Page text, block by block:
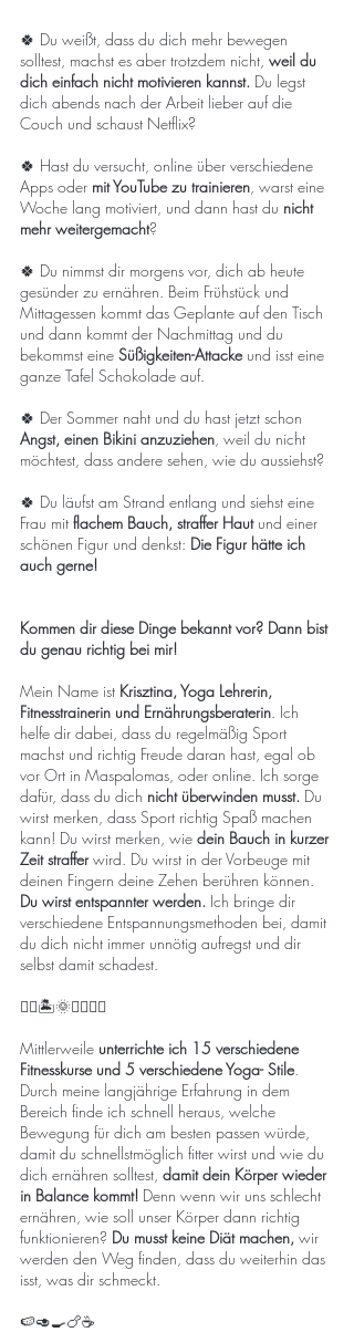
🍀 Du weißt, dass du dich mehr bewegen
solltest, machst es aber trotzdem nicht, weil du
dich einfach nicht motivieren kannst. Du legst
dich abends nach der Arbeit lieber auf die
Couch und schaust Netflix?
🍀 Hast du versucht, online über verschiedene
Apps oder mit YouTube zu trainieren, warst eine
Woche lang motiviert, und dann hast du nicht
mehr weitergemacht?
🍀 Du nimmst dir morgens vor, dich ab heute
gesünder zu ernähren. Beim Frühstück und
Mittagessen kommt das Geplante auf den Tisch
und dann kommt der Nachmittag und du
bekommst eine Süßigkeiten-Attackeund isst eine
ganze Tafel Schokolade auf.
🍀 Der Sommer naht und du hast jetzt schon
Angst, einen Bikini anzuziehen, weil du nicht
möchtest, dass andere sehen, wie du aussiehst?
🍀 Du läufst am Strand entlang und siehst eine
Frau mit flachem Bauch, straffer Haut und einer
schönen Figur und denkst: Die Figur hätte ich
auch gerne!
Kommen dir diese Dinge bekannt vor? Dann bist
du genau richtig bei mir!
Mein Name ist Krisztina, Yoga Lehrerin,
Fitnesstrainerin und Ernährungsberaterin. Ich
helfe dir dabei, dass du regelmäßig Sport
machst und richtig Freude daran hast, egal ob
vor Ort in Maspalomas, oder online. Ich sorge
dafür, dass du dich nicht überwinden musst. Du
wirst merken, dass Sport richtig Spaß machen
kann! Du wirst merken, wie dein Bauch in kurzer
Zeit strafferwird. Du wirst in der Vorbeuge mit
deinen Fingern deine Zehen berühren können.
Du wirst entspannter werden. Ich bringe dir
verschiedene Entspannungsmethoden bei, damit
du dich nicht immer unnötig aufregst und dir
selbst damit schadest.
🧘‍♀️🏝️🌞🤸‍♀️🙆‍♀️
Mittlerweile unterrichte ich 15 verschiedene
Fitnesskurse und 5 verschiedene Yoga- Stile.
Durch meine langjährige Erfahrung in dem
Bereich finde ich schnell heraus, welche
Bewegung für dich am besten passen würde,
damit du schnellstmöglich fitter wirst und wie du
dich ernähren solltest, damit dein Körper wieder
in Balance kommt! Denn wenn wir uns schlecht
ernähren, wie soll unser Körper dann richtig
funktionieren? Du musst keine Diät machen, wir
werden den Weg finden, dass du weiterhin das
isst, was dir schmeckt.
🍉🥑🍳🍗☕